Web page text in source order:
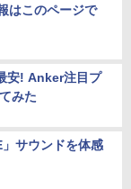
はこのページで
安! Anker注目プ
みた
サウンドを体感